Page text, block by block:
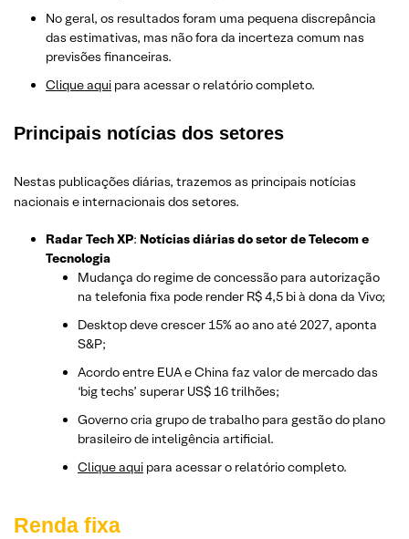
No geral, os resultados foram uma pequena discrepância
das estimativas, mas não fora da incerteza comum nas
previsões financeiras.
​Clique aqui para acessar o relatório completo.
Principais notícias dos setores
Nestas publicações diárias, trazemos as principais notícias
nacionais e internacionais dos setores.
Radar Tech XP: Notícias diárias do setor de Telecom e
Tecnologia
Mudança do regime de concessão para autorização
na telefonia fixa pode render R$ 4,5 bi à dona da Vivo;
Desktop deve crescer 15% ao ano até 2027, aponta
S&P;
Acordo entre EUA e China faz valor de mercado das
‘big techs’ superar US$ 16 trilhões;
Governo cria grupo de trabalho para gestão do plano
brasileiro de inteligência artificial.
Clique aqui para acessar o relatório completo.
Renda fixa